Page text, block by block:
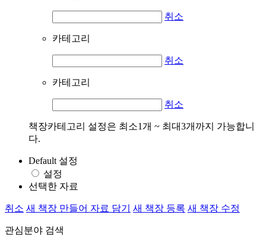
취소
카테고리
취소
카테고리
취소
책장카테고리 설정은 최소1개 ~ 최대3개까지 가능합니
다.
Default 설정
설정
선택한 자료
취소 새 책장 만들어 자료 담기 새 책장 등록 새 책장 수정
관심분야 검색